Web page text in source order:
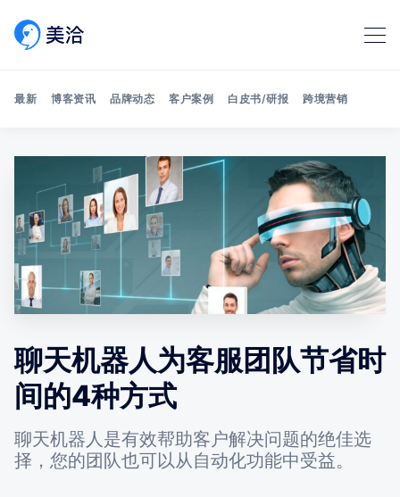
Search 美洽博客
最新 博客资讯 品牌动态 客户案例 白皮书/研报 跨境营销
聊天机器人为客服团队节省时
间的4种方式
聊天机器人是有效帮助客户解决问题的绝佳选
择，您的团队也可以从自动化功能中受益。